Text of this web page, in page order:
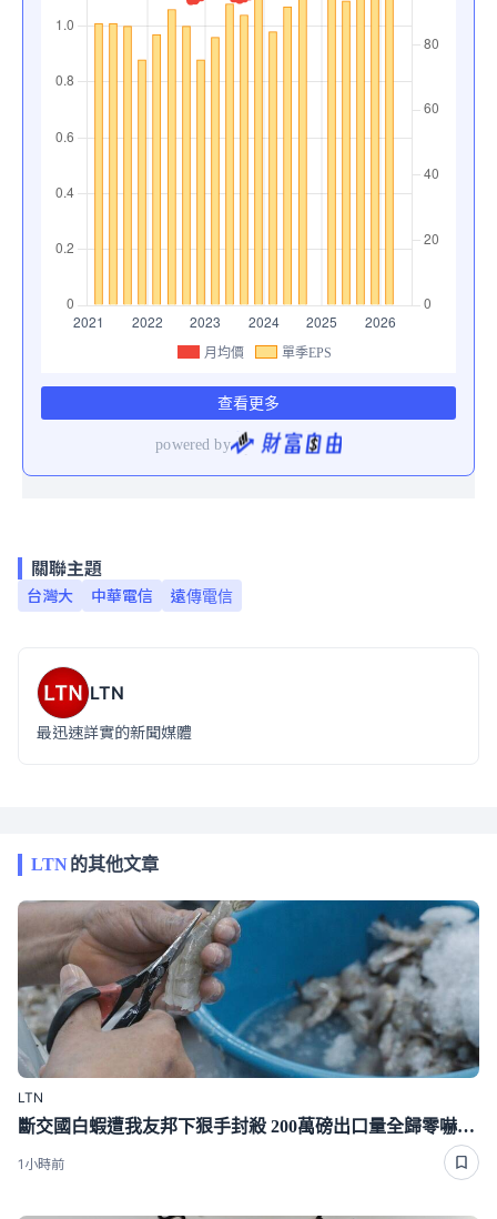
關聯主題
台灣大 中華電信 遠傳電信
LTN
最迅速詳實的新聞媒體
LTN的其他文章
LTN
斷交國白蝦遭我友邦下狠手封殺 200萬磅出口量全歸零嚇崩了
1小時前